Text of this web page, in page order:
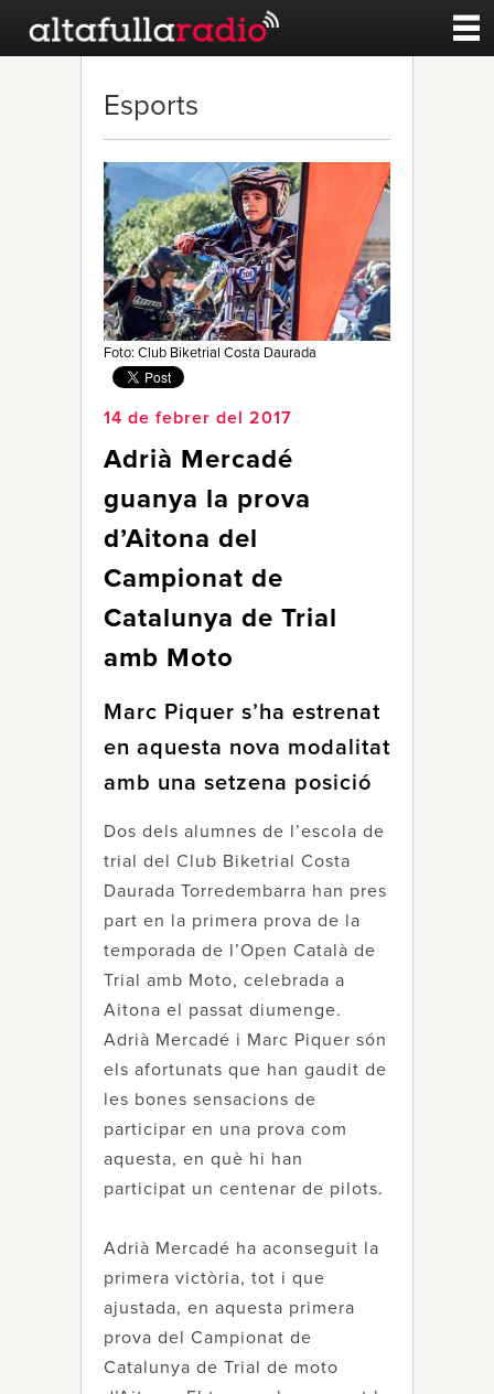
Esports
Noticies
Qui Som
Esports
Foto: Club Biketrial Costa Daurada
14 de febrer del 2017
Adrià Mercadé
guanya la prova
d’Aitona del
Campionat de
Catalunya de Trial
amb Moto
Marc Piquer s’ha estrenat
en aquesta nova modalitat
amb una setzena posició
Dos dels alumnes de l’escola de
trial del Club Biketrial Costa
Daurada Torredembarra han pres
part en la primera prova de la
temporada de l’Open Català de
Trial amb Moto, celebrada a
Aitona el passat diumenge.
Adrià Mercadé i Marc Piquer són
els afortunats que han gaudit de
les bones sensacions de
participar en una prova com
aquesta, en què hi han
participat un centenar de pilots.
Adrià Mercadé ha aconseguit la
primera victòria, tot i que
ajustada, en aquesta primera
prova del Campionat de
Catalunya de Trial de moto